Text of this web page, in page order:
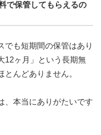
で保管してもらえるの
でも短期間の保管はあり
12ヶ月」という長期無
んどありません。
、本当にありがたいです